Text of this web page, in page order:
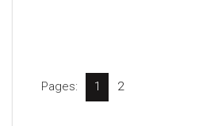
Pages: 1 2